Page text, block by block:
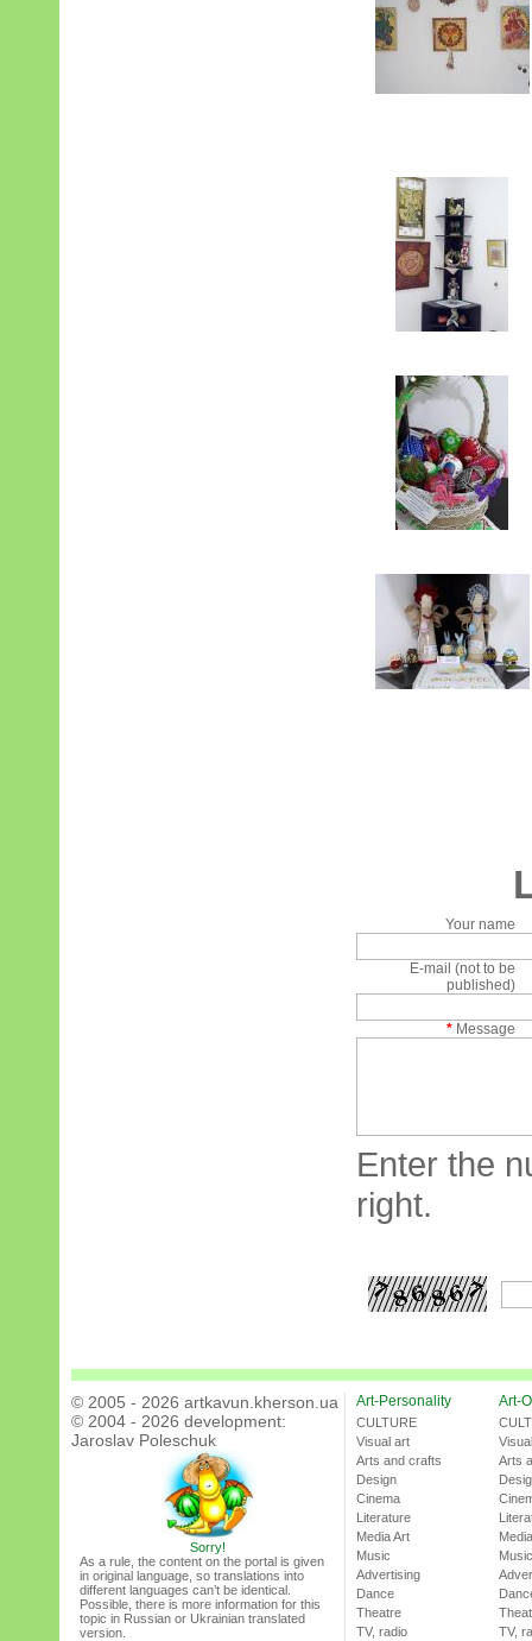
Your name
E-mail (not to be
published)
* Message
Enter the
right.
© 2005 - 2026 artkavun.kherson.ua
© 2004 - 2026 development:
Jaroslav Poleschuk
Sorry!
As a rule, the content on the portal is given
in original language, so translations into
different languages can’t be identical.
Possible, there is more information for this
topic in Russian or Ukrainian translated
version.
Art-Personality
CULTURE
Visual art
Arts and crafts
Design
Cinema
Literature
Media Art
Music
Advertising
Dance
Theatre
TV, radio
Art-
Arts
Music
TV,